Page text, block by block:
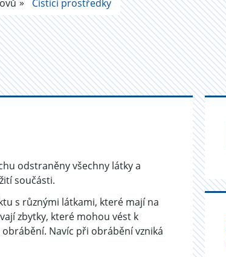
Čisticí prostředky
odstraněny všechny látky a
součásti.
s různými látkami, které mají na
zbytky, které mohou vést k
Navíc při obrábění vzniká